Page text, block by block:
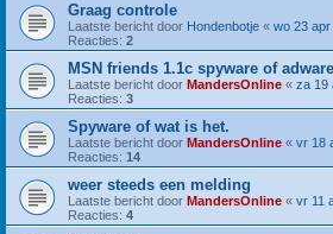
Graag controle
Laatste bericht door Hondenbotje « wo 23
Reacties: 2
MSN friends 1.1c spyware of adware
Laatste bericht door MandersOnline « za 19
Reacties: 3
Spyware of wat is het.
Laatste bericht door MandersOnline « vr 18
Reacties: 14
weer steeds een melding
Laatste bericht door MandersOnline « vr 11
Reacties: 4